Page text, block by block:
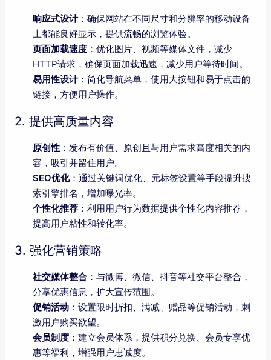
响应式设计：确保网站在不同尺寸和分辨率的移动设备
上都能良好显示，提供流畅的浏览体验。
页面加载速度：优化图片、视频等媒体文件，减少
HTTP请求，确保页面加载迅速，减少用户等待时间。
易用性设计：简化导航菜单，使用大按钮和易于点击的
链接，方便用户操作。
2. 提供高质量内容
原创性：发布有价值、原创且与用户需求高度相关的内
容，吸引并留住用户。
SEO优化：通过关键词优化、元标签设置等手段提升搜
索引擎排名，增加曝光率。
个性化推荐：利用用户行为数据提供个性化内容推荐，
提高用户粘性和转化率。
3. 强化营销策略
社交媒体整合：与微博、微信、抖音等社交平台整合，
分享优惠信息，扩大宣传范围。
促销活动：设置限时折扣、满减、赠品等促销活动，刺
激用户购买欲望。
会员制度：建立会员体系，提供积分兑换、会员专享优
惠等福利，增强用户忠诚度。